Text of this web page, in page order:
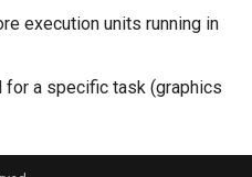
Vehicle Mobility
execution units running in
a specific task (graphics